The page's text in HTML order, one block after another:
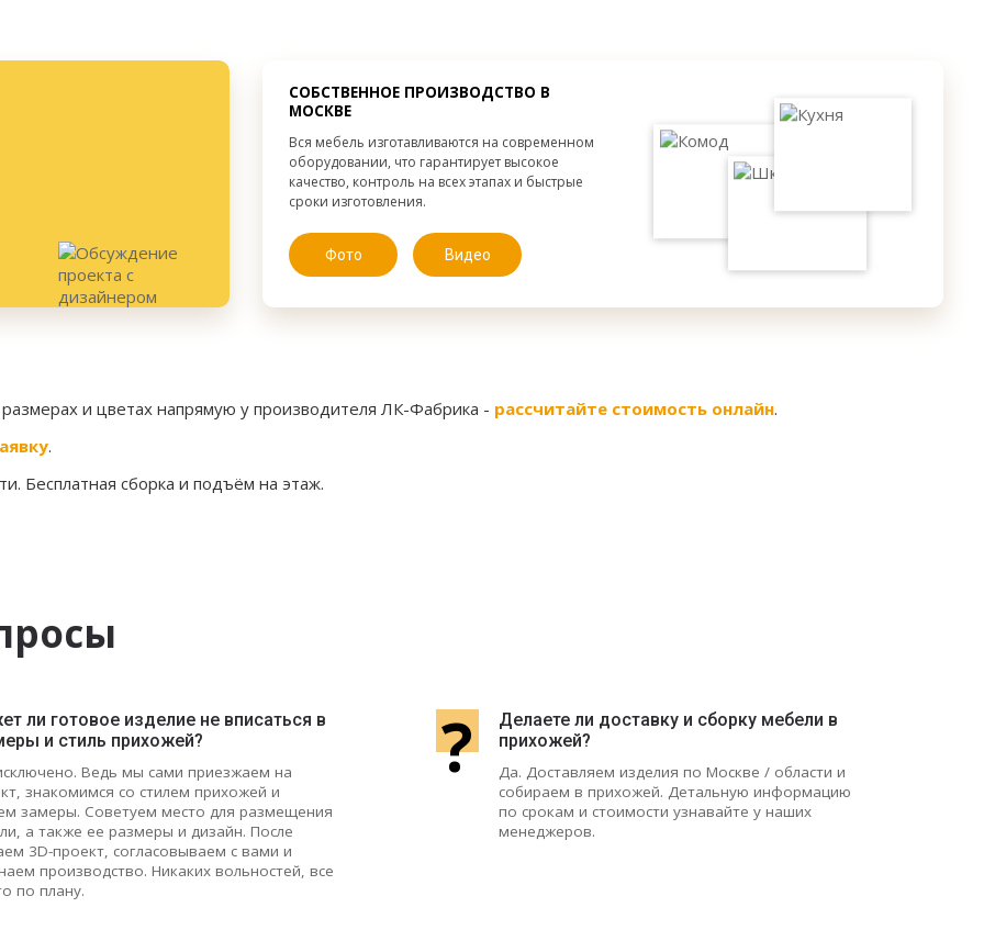
СОБСТВЕННОЕ ПРОИЗВОДСТВО В
МОСКВЕ
Вся мебель изготавливаются на современном
оборудовании, что гарантирует высокое
качество, контроль на всех этапах и быстрые
сроки изготовления.
Фото Видео
и цветах напрямую у производителя ЛК-Фабрика - рассчитайте стоимость онлайн.
.
Бесплатная сборка и подъём на этаж.
ли готовое изделие не вписаться в
и стиль прихожей?
Ведь мы сами приезжаем на
знакомимся со стилем прихожей и
замеры. Советуем место для размещения
а также ее размеры и дизайн. После
3D-проект, согласовываем с вами и
производство. Никаких вольностей, все
по плану.
?
Делаете ли доставку и сборку мебели в
прихожей?
Да. Доставляем изделия по Москве / области и
собираем в прихожей. Детальную информацию
по срокам и стоимости узнавайте у наших
менеджеров.